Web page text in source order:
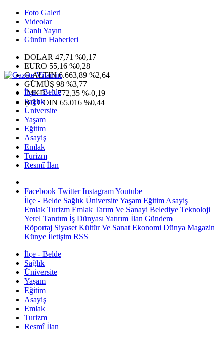
Foto Galeri
Videolar
Canlı Yayın
Günün Haberleri
DOLAR 47,71 %0,17
EURO 55,16 %0,28
G.ALTIN6.663,89 %2,64
GÜMÜŞ 98 %3,77
IMKB13.772,35 %-0,19
BITCOIN 65.016 %0,44
İlçe - Belde
Sağlık
Üniversite
Yaşam
Eğitim
Asayiş
Emlak
Turizm
Resmî İlan
Facebook Twitter InstagramYoutube
İlçe - Belde Sağlık ÜniversiteYaşam Eğitim Asayiş
Emlak Turizm Emlak Tarım Ve Sanayi Belediye Teknoloji
Yerel Tanıtım İş Dünyası Yatırım İlan Gündem
Röportaj Siyaset Kültür Ve Sanat Ekonomi Dünya Magazin
Künye İletişim RSS
İlçe - Belde
Sağlık
Üniversite
Yaşam
Eğitim
Asayiş
Emlak
Turizm
Resmî İlan